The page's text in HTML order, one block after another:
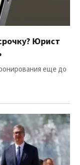
Юрист
еще до